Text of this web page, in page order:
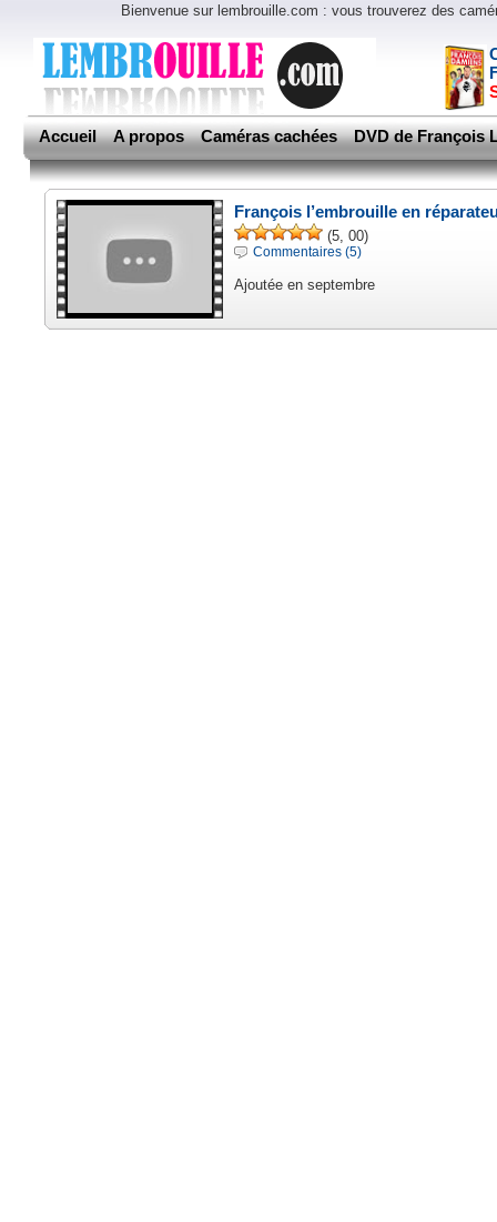
Bienvenue sur lembrouille.com : vous trouverez des
Accueil A propos Caméras cachées DVD de François
François l’embrouille en
(5, 00)
Commentaires (5)
Ajoutée en septembre